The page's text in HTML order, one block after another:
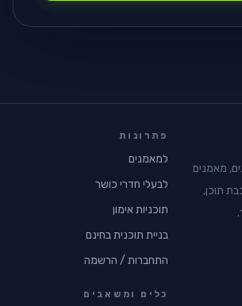
מאמנים
תוכן,
פתרונות
למאמנים
לבעלי חדרי כושר
תוכניות אימון
בניית תוכנית בחינם
התחברות / הרשמה
כלים ומשאבים